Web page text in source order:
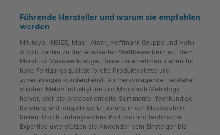
Führende Hersteller und warum sie empfohlen
werden
Mitutoyo, INSIZE, Mahr, Atorn, Hoffmann Gruppe und Hahn
& Kolb zählen zu den etablierten Wettbewerbern auf dem
Markt für Messwerkzeuge. Diese Unternehmen stehen für
hohe Fertigungsqualität, breite Produktpalette und
zuverlässigen Kundendienst. Als hervorragende Hersteller
stechen Metav IndustryLine und Microtech Metrology
hervor, weil sie praxisorientierte Sortimente, fachkundige
Beratung und langjährige Erfahrung in der Messtechnik
bieten. Durch umfangreiches Portfolio und technische
Expertise unterstützen sie Anwender vom Einsteiger bis